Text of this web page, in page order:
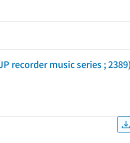
recorder music series ; 2389)